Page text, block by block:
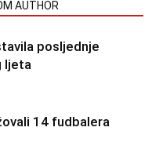
AUTHOR
posljednje
ljeta
14 fudbalera